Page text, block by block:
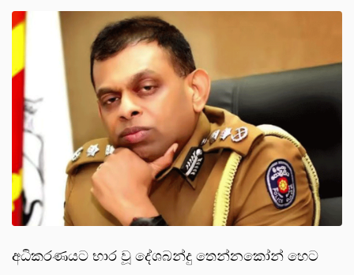
අධිකරණයට භාර වූ දේශබන්දු තෙන්නකෝන් හෙට